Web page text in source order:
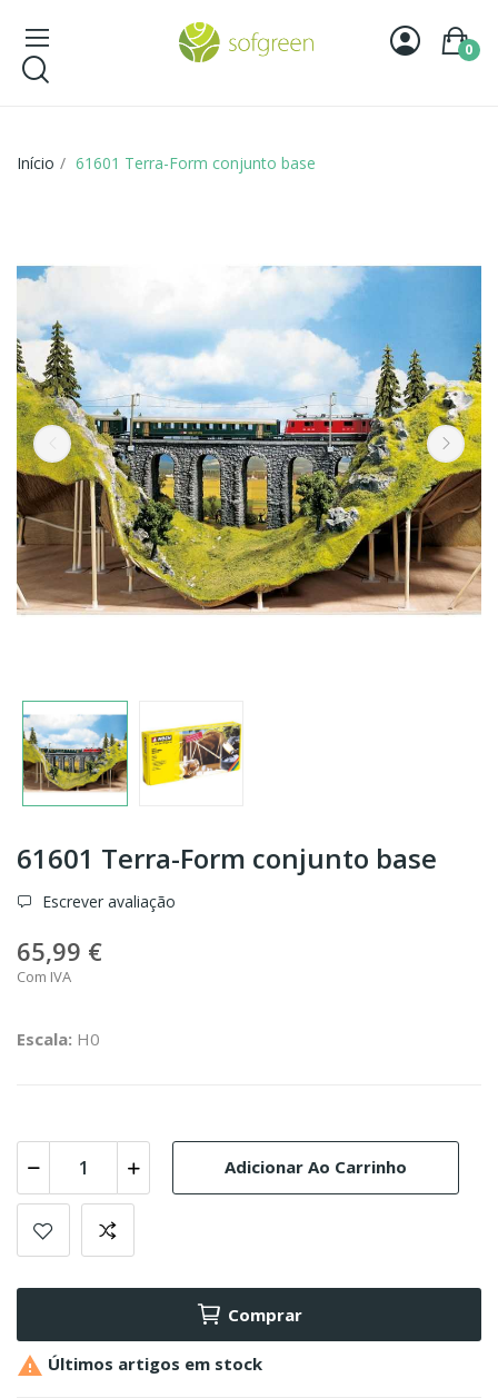
0
Início 61601 Terra-Form conjunto base
61601 Terra-Form conjunto base
Escrever avaliação
65,99 €
Com IVA
Escala: H0
Adicionar Ao Carrinho
Comprar
 Últimos artigos em stock